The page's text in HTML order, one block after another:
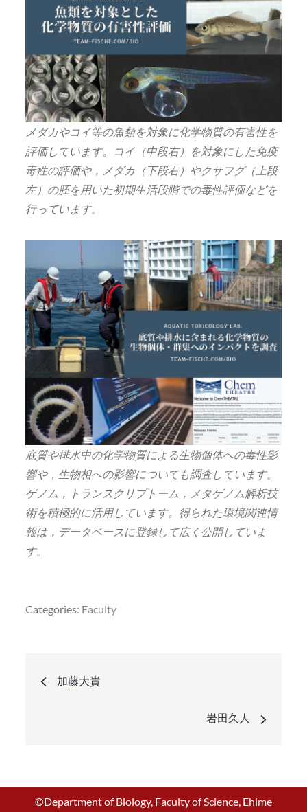
メダカやコイ等の魚類を対象に化学物質の有害性を
評価しています。コイ（中段右）を対象にした免疫
毒性の評価や，メダカ（下段右）やクサフグ（上段
左）の胚を用いた初期生活段階での毒性評価などを
行っています。
底質や排水中の化学物質による生物個体への毒性影
響や，生物相への影響についても調査しています。
ゲノム，トランスクリプトーム，メタゲノム解析技
術を積極的に活用しています。得られた環境関連情
報は，データベースに登録して広く公開していま
す。
Categories: Faculty
投
ビ
加藤大貴
岩田久人
©Department of Biology, Faculty of Science, Ehime